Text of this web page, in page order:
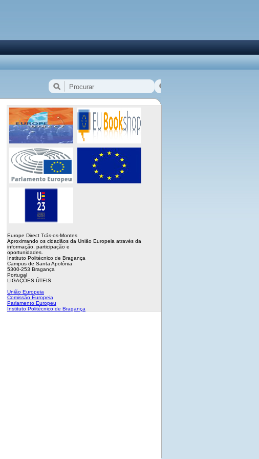
Europe Direct Trás-os-Montes
Aproximando os cidadãos da União Europeia através da
informação, participação e
oportunidades.
Instituto Politécnico de Bragança
Campus de Santa Apolónia
5300-253 Bragança
Portugal
LIGAÇÕES ÚTEIS
União Europeia
Comissão Europeia
Parlamento Europeu
Instituto Politécnico de Bragança